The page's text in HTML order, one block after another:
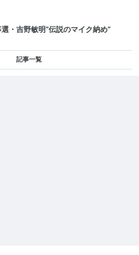
・吉野敏明”伝説のマイク納め”
記事一覧